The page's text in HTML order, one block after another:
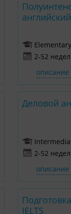
английский
2-52
описание
Деловой
2-52
описание
IELTS